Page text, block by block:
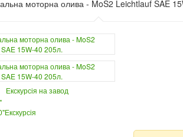
Екскурсія на завод